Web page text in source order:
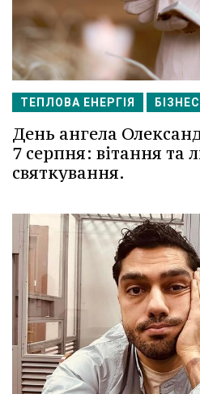
ТЕПЛОВА ЕНЕРГІЯ БІЗНЕС
День ангела
7 серпня: вітання та
святкування.